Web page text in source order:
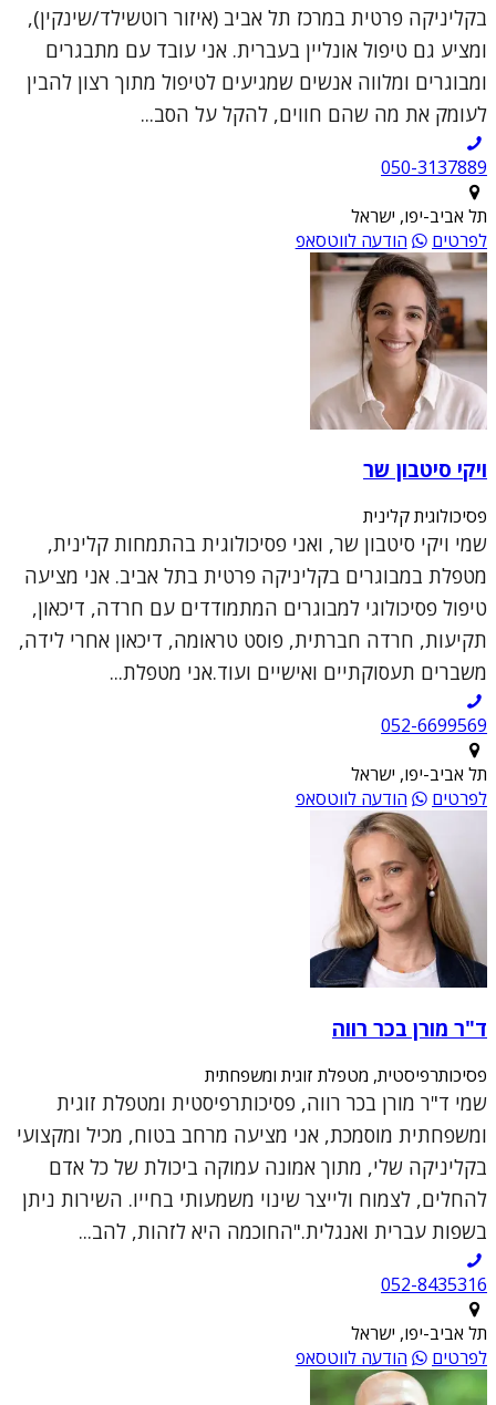
בקליניקה פרטית במרכז תל אביב (איזור רוטשילד/שינקין),
ומציע גם טיפול אונליין בעברית. אני עובד עם מתבגרים
ומבוגרים ומלווה אנשים שמגיעים לטיפול מתוך רצון להבין
לעומק את מה שהם חווים, להקל על הסב...
050-3137889
תל אביב-יפו, ישראל
לפרטים
הודעה לווטסאפ
ויקי סיטבון שר
פסיכולוגית קלינית
שמי ויקי סיטבון שר, ואני פסיכולוגית בהתמחות קלינית,
מטפלת במבוגרים בקליניקה פרטית בתל אביב. אני מציעה
טיפול פסיכולוגי למבוגרים המתמודדים עם חרדה, דיכאון,
תקיעות, חרדה חברתית, פוסט טראומה, דיכאון אחרי לידה,
משברים תעסוקתיים ואישיים ועוד.אני מטפלת...
052-6699569
תל אביב-יפו, ישראל
לפרטים
הודעה לווטסאפ
ד"ר מורן בכר רווה
פסיכותרפיסטית, מטפלת זוגית ומשפחתית
שמי ד"ר מורן בכר רווה, פסיכותרפיסטית ומטפלת זוגית
ומשפחתית מוסמכת, אני מציעה מרחב בטוח, מכיל ומקצועי
בקליניקה שלי, מתוך אמונה עמוקה ביכולת של כל אדם
להחלים, לצמוח ולייצר שינוי משמעותי בחייו. השירות ניתן
בשפות עברית ואנגלית."החוכמה היא לזהות, להב...
052-8435316
תל אביב-יפו, ישראל
לפרטים
הודעה לווטסאפ